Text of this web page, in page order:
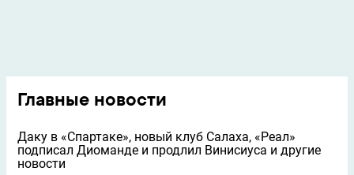
Главные новости
Даку в «Спартаке», новый клуб Салаха, «Реал»
подписал Диоманде и продлил Винисиуса и другие
новости